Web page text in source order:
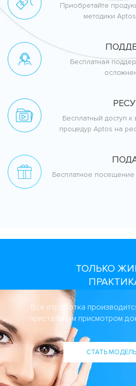
Приобретайте
методики
Бесплатная
Бесплатный доступ
процедур Aptos на
Бесплатное посещение
ТОЛЬКО
Вся отработка
пристальным присмотром
СТАТЬ